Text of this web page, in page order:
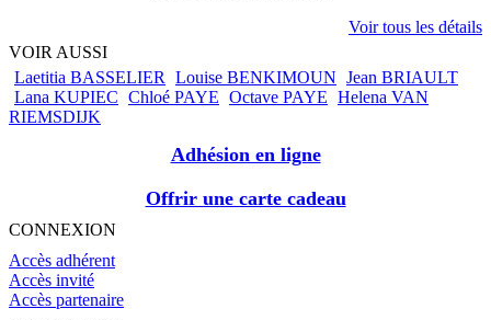
Voir tous les détails
VOIR AUSSI
Laetitia BASSELIER
Louise BENKIMOUN Jean BRIAULT
Lana KUPIEC Chloé PAYE Octave PAYE Helena VAN
RIEMSDIJK
Adhésion en ligne
Offrir une carte cadeau
CONNEXION
Accès adhérent
Accès invité
Accès partenaire